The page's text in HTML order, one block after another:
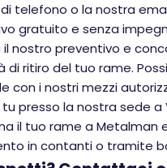
telefono o la nostra
gratuito e senza
nostro preventivo e
di ritiro del tuo rame.
con i nostri mezzi
presso la nostra sede a
il tuo rame a Metalman
in contanti o tramite